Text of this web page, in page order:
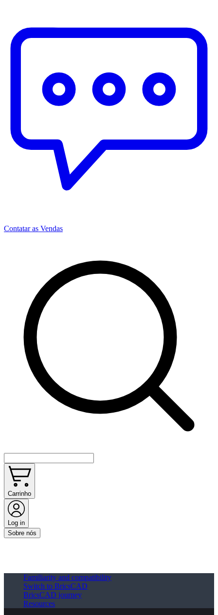
Contatar as Vendas
Carrinho
Log in
Sobre nós
Familiarity and compatibility
Switch to BricsCAD
BricsCAD journey
Resources